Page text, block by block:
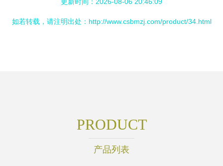
如若转载，请注明出处：http://www.csbmzj.com/product/34.html
PRODUCT
产品列表